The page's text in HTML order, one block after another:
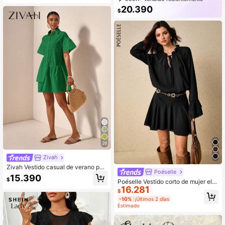
26
Zivah
Zivah Vestido casual de verano par
a mujer con volantes en el bajo y di
seño escalonado en color verde, at
estilo Old Money Fairycore, ropa oc
cidental tropical para festivales
$15.390
999K+ Recompra
$20.390
Poéselle
Poéselle Vestido corto de mujer ele
gante de unicolor con mangas aca
mpanadas, otoño
$16.281
-10% ¡Últimos 2 días
Estimado